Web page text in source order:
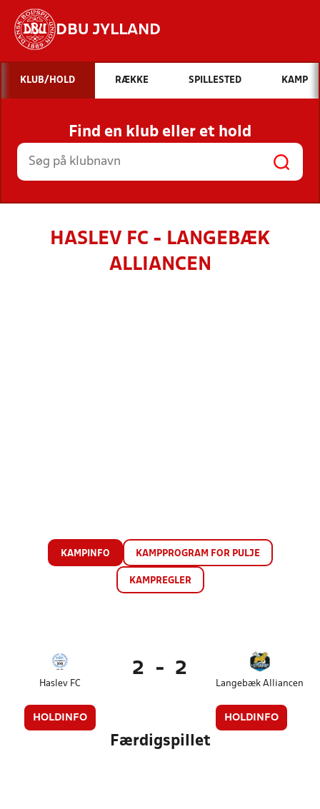
DBU JYLLAND
Hvad vil du søge efter?
INDHOLD OG NYHEDER
STILLINGER, RESULTATER, KLUBBER OG
HOLD
KLUB/HOLD RÆKKE SPILLESTED KAMP
Find en klub eller et hold
HASLEV FC - LANGEBÆK
ALLIANCEN
KAMPINFO KAMPPROGRAM FOR PULJE
KAMPREGLER
Haslev FC
HOLDINFO
2 - 2
Langebæk Alliancen
HOLDINFO
Færdigspillet